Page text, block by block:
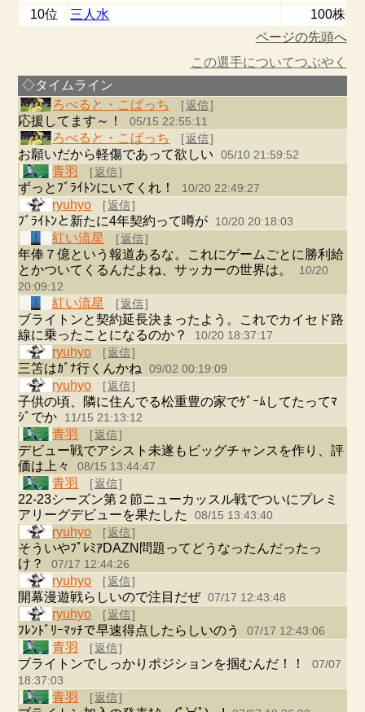
10位
三人水
100株
ページの先頭へ
この選手についてつぶやく
◇タイムライン
ろべると・こばっち
[返信]
応援してます～！ 05/15 22:55:11
ろべると・こばっち [返信]
お願いだから軽傷であって欲しい 05/10 21:59:52
青羽 [返信]
ずっとﾌﾞﾗｲﾄﾝにいてくれ！ 10/20 22:49:27
ryuhyo [返信]
ﾌﾞﾗｲﾄﾝと新たに4年契約って噂が 10/20 20:18:03
紅い流星 [返信]
年俸７億という報道あるな。これにゲームごとに勝利給
とかついてくるんだよね、サッカーの世界は。
10/20
20:09:12
紅い流星 [返信]
ブライトンと契約延長決まったよう。これでカイセド路
線に乗ったことになるのか？
10/20 18:37:17
ryuhyo [返信]
三笘はｶﾞﾅ行くんかね 09/02 00:19:09
ryuhyo [返信]
子供の頃、隣に住んでる松重豊の家でｹﾞｰﾑしてたってﾏ
ｼﾞでか
11/15 21:13:12
青羽 [返信]
デビュー戦でアシスト未遂もビッグチャンスを作り、評
価は上々
08/15 13:44:47
青羽 [返信]
22-23シーズン第２節ニューカッスル戦でついにプレミ
アリーグデビューを果たした
08/15 13:43:40
ryuhyo [返信]
そういやﾌﾟﾚﾐｱDAZN問題ってどうなったんだったっ
け？
07/17 12:44:26
ryuhyo [返信]
開幕漫遊戦らしいので注目だぜ 07/17 12:43:48
ryuhyo [返信]
ﾌﾚﾝﾄﾞﾘｰﾏｯﾁで早速得点したらしいのう 07/17 12:43:06
青羽 [返信]
ブライトンでしっかりポジションを掴むんだ！！
07/07
18:37:03
青羽 [返信]